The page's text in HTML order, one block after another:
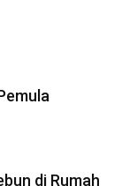
di Rumah